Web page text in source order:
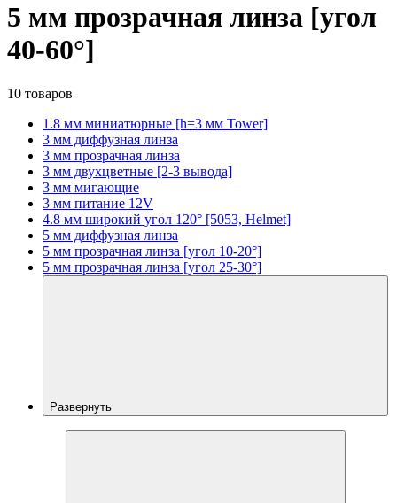
5 мм прозрачная линза [угол
40-60°]
10 товаров
1.8 мм миниатюрные [h=3 мм Tower]
3 мм диффузная линза
3 мм прозрачная линза
3 мм двухцветные [2-3 вывода]
3 мм мигающие
3 мм питание 12V
4.8 мм широкий угол 120° [5053, Helmet]
5 мм диффузная линза
5 мм прозрачная линза [угол 10-20°]
5 мм прозрачная линза [угол 25-30°]
Развернуть